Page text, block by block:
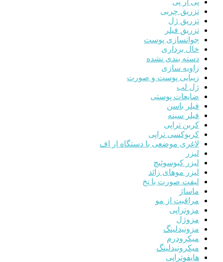
تزریق چربی
تزریق ژل
تزریق فیلر
جوانسازی پوست
خال برداری
دسته بندی نشده
زاویه سازی
زیبایی پوست و صورت
ژل لب
ضایعات پوستی
فیلر باسن
فیلر سینه
کربن تراپی
کربوکسی تراپی
لاغری موضعی با دستگاه ار اف
لیزر
لیزر کیوسوئیچ
لیزر موهای زائد
لیفت صورت با نخ
ماساژ
مراقبت از مو
مزوتراپی
مزوژل
مزونیدلینگ
میکرودرم
میکرونیدلینگ
هایفوتراپی